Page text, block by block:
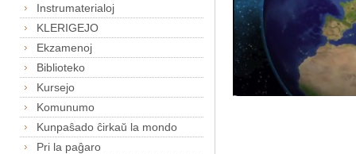
Instrumaterialoj
KLERIGEJO
Ekzamenoj
Biblioteko
Kursejo
Komunumo
Kunpaŝado ĉirkaŭ la mondo
Pri la paĝaro